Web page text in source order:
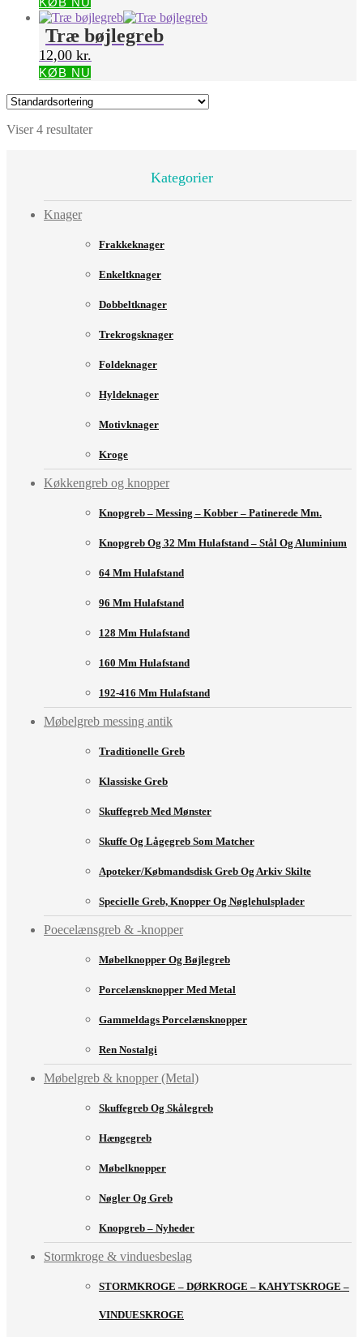
Træ bøjlegreb
12,00 kr.
KØB NU
Viser 4 resultater
Kategorier
Knager
Frakkeknager
Enkeltknager
Dobbeltknager
Trekrogsknager
Foldeknager
Hyldeknager
Motivknager
Kroge
Køkkengreb og knopper
Knopgreb – Messing – Kobber – Patinerede Mm.
Knopgreb Og 32 Mm Hulafstand – Stål Og Aluminium
64 Mm Hulafstand
96 Mm Hulafstand
128 Mm Hulafstand
160 Mm Hulafstand
192-416 Mm Hulafstand
Møbelgreb messing antik
Traditionelle Greb
Klassiske Greb
Skuffegreb Med Mønster
Skuffe Og Lågegreb Som Matcher
Apoteker/købmandsdisk Greb Og Arkiv Skilte
Specielle Greb, Knopper Og Nøglehulsplader
Poecelænsgreb & -knopper
Møbelknopper Og Bøjlegreb
Porcelænsknopper Med Metal
Gammeldags Porcelænsknopper
Ren Nostalgi
Møbelgreb & knopper (Metal)
Skuffegreb Og Skålegreb
Hængegreb
Møbelknopper
Nøgler Og Greb
Knopgreb – Nyheder
Stormkroge & vinduesbeslag
STORMKROGE – DØRKROGE – KAHYTSKROGE –
VINDUESKROGE